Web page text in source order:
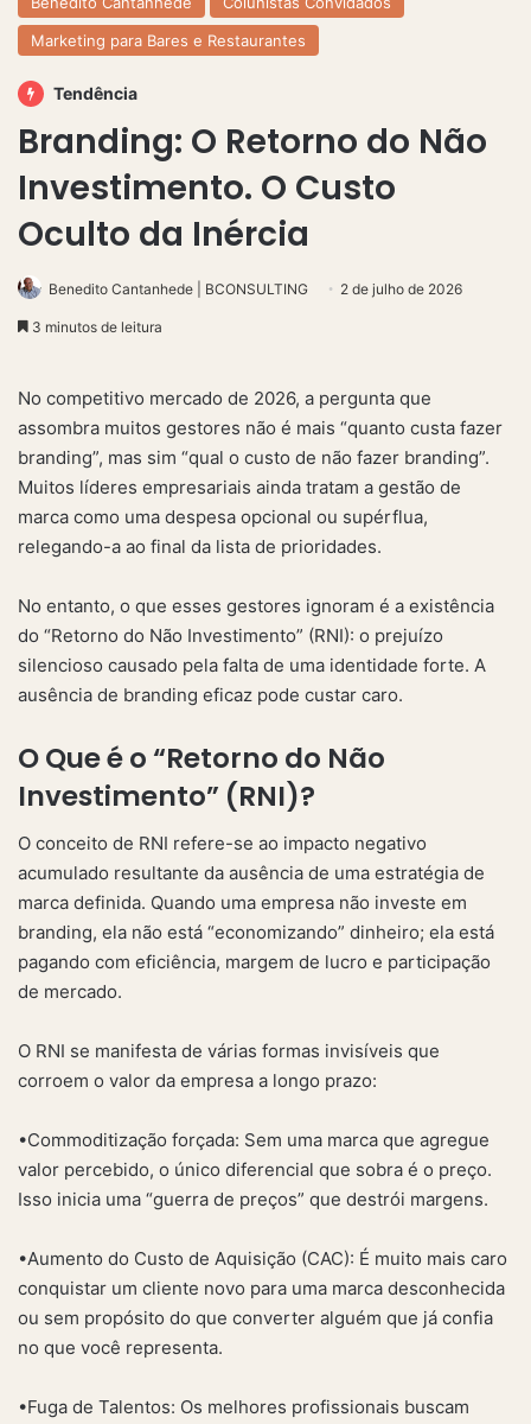
Marketing para Bares e Restaurantes
Tendência
Branding: O Retorno do Não
Investimento. O Custo
Oculto da Inércia
Benedito Cantanhede | BCONSULTING 2 de julho de 2026
3 minutos de leitura
No competitivo mercado de 2026, a pergunta que
assombra muitos gestores não é mais “quanto custa fazer
branding”, mas sim “qual o custo de não fazer branding”.
Muitos líderes empresariais ainda tratam a gestão de
marca como uma despesa opcional ou supérflua,
relegando-a ao final da lista de prioridades.
No entanto, o que esses gestores ignoram é a existência
do “Retorno do Não Investimento” (RNI): o prejuízo
silencioso causado pela falta de uma identidade forte. A
ausência de branding eficaz pode custar caro.
O Que é o “Retorno do Não
Investimento” (RNI)?
O conceito de RNI refere-se ao impacto negativo
acumulado resultante da ausência de uma estratégia de
marca definida. Quando uma empresa não investe em
branding, ela não está “economizando” dinheiro; ela está
pagando com eficiência, margem de lucro e participação
de mercado.
O RNI se manifesta de várias formas invisíveis que
corroem o valor da empresa a longo prazo:
•Commoditização forçada: Sem uma marca que agregue
valor percebido, o único diferencial que sobra é o preço.
Isso inicia uma “guerra de preços” que destrói margens.
•Aumento do Custo de Aquisição (CAC): É muito mais caro
conquistar um cliente novo para uma marca desconhecida
ou sem propósito do que converter alguém que já confia
no que você representa.
•Fuga de Talentos: Os melhores profissionais buscam